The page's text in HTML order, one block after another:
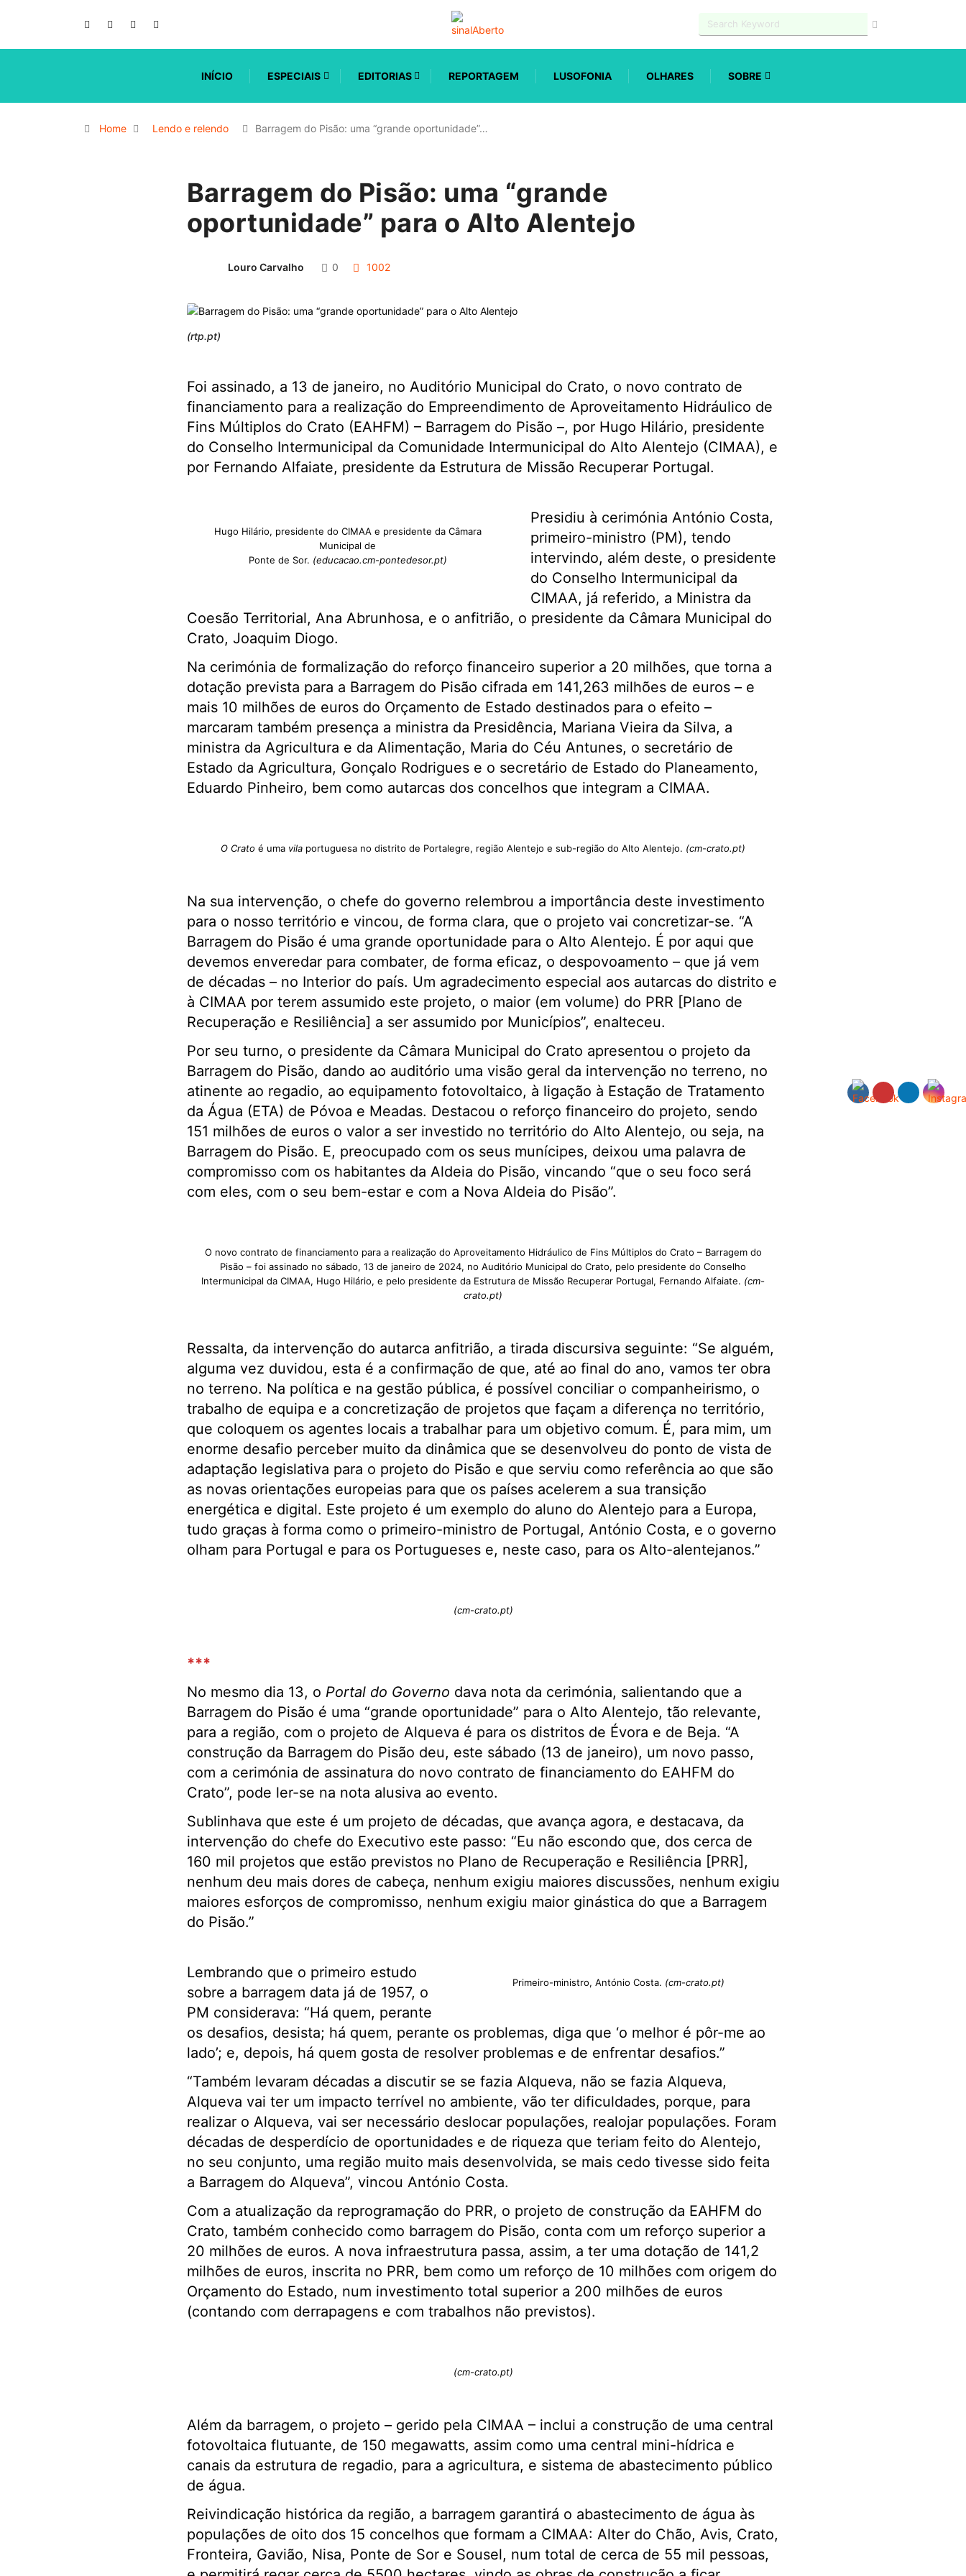
INÍCIO ESPECIAIS EDITORIAS REPORTAGEM LUSOFONIA OLHARES SOBRE
Home Lendo e relendo Barragem do Pisão: uma “grande oportunidade”…
Barragem do Pisão: uma “grande
oportunidade” para o Alto Alentejo
Louro Carvalho 0 1002
(rtp.pt)
Foi assinado, a 13 de janeiro, no Auditório Municipal do Crato, o novo contrato de
financiamento para a realização do Empreendimento de Aproveitamento Hidráulico de
Fins Múltiplos do Crato (EAHFM) – Barragem do Pisão –, por Hugo Hilário, presidente
do Conselho Intermunicipal da Comunidade Intermunicipal do Alto Alentejo (CIMAA), e
por Fernando Alfaiate, presidente da Estrutura de Missão Recuperar Portugal.
Hugo Hilário, presidente do CIMAA e presidente da Câmara
Municipal de
Ponte de Sor. (educacao.cm-pontedesor.pt)
Presidiu à cerimónia António Costa,
primeiro-ministro (PM), tendo
intervindo, além deste, o presidente
do Conselho Intermunicipal da
CIMAA, já referido, a Ministra da
Coesão Territorial, Ana Abrunhosa, e o anfitrião, o presidente da Câmara Municipal do
Crato, Joaquim Diogo.
Na cerimónia de formalização do reforço financeiro superior a 20 milhões, que torna a
dotação prevista para a Barragem do Pisão cifrada em 141,263 milhões de euros – e
mais 10 milhões de euros do Orçamento de Estado destinados para o efeito –
marcaram também presença a ministra da Presidência, Mariana Vieira da Silva, a
ministra da Agricultura e da Alimentação, Maria do Céu Antunes, o secretário de
Estado da Agricultura, Gonçalo Rodrigues e o secretário de Estado do Planeamento,
Eduardo Pinheiro, bem como autarcas dos concelhos que integram a CIMAA.
O Crato é uma vila portuguesa no distrito de Portalegre, região Alentejo e sub-região do Alto Alentejo. (cm-crato.pt)
Na sua intervenção, o chefe do governo relembrou a importância deste investimento
para o nosso território e vincou, de forma clara, que o projeto vai concretizar-se. “A
Barragem do Pisão é uma grande oportunidade para o Alto Alentejo. É por aqui que
devemos enveredar para combater, de forma eficaz, o despovoamento – que já vem
de décadas – no Interior do país. Um agradecimento especial aos autarcas do distrito e
à CIMAA por terem assumido este projeto, o maior (em volume) do PRR [Plano de
Recuperação e Resiliência] a ser assumido por Municípios”, enalteceu.
Por seu turno, o presidente da Câmara Municipal do Crato apresentou o projeto da
Barragem do Pisão, dando ao auditório uma visão geral da intervenção no terreno, no
atinente ao regadio, ao equipamento fotovoltaico, à ligação à Estação de Tratamento
da Água (ETA) de Póvoa e Meadas. Destacou o reforço financeiro do projeto, sendo
151 milhões de euros o valor a ser investido no território do Alto Alentejo, ou seja, na
Barragem do Pisão. E, preocupado com os seus munícipes, deixou uma palavra de
compromisso com os habitantes da Aldeia do Pisão, vincando “que o seu foco será
com eles, com o seu bem-estar e com a Nova Aldeia do Pisão”.
O novo contrato de financiamento para a realização do Aproveitamento Hidráulico de Fins Múltiplos do Crato – Barragem do
Pisão – foi assinado no sábado, 13 de janeiro de 2024, no Auditório Municipal do Crato, pelo presidente do Conselho
Intermunicipal da CIMAA, Hugo Hilário, e pelo presidente da Estrutura de Missão Recuperar Portugal, Fernando Alfaiate. (cm-
crato.pt)
Ressalta, da intervenção do autarca anfitrião, a tirada discursiva seguinte: “Se alguém,
alguma vez duvidou, esta é a confirmação de que, até ao final do ano, vamos ter obra
no terreno. Na política e na gestão pública, é possível conciliar o companheirismo, o
trabalho de equipa e a concretização de projetos que façam a diferença no território,
que coloquem os agentes locais a trabalhar para um objetivo comum. É, para mim, um
enorme desafio perceber muito da dinâmica que se desenvolveu do ponto de vista de
adaptação legislativa para o projeto do Pisão e que serviu como referência ao que são
as novas orientações europeias para que os países acelerem a sua transição
energética e digital. Este projeto é um exemplo do aluno do Alentejo para a Europa,
tudo graças à forma como o primeiro-ministro de Portugal, António Costa, e o governo
olham para Portugal e para os Portugueses e, neste caso, para os Alto-alentejanos.”
(cm-crato.pt)
***
No mesmo dia 13, o Portal do Governo dava nota da cerimónia, salientando que a
Barragem do Pisão é uma “grande oportunidade” para o Alto Alentejo, tão relevante,
para a região, com o projeto de Alqueva é para os distritos de Évora e de Beja. “A
construção da Barragem do Pisão deu, este sábado (13 de janeiro), um novo passo,
com a cerimónia de assinatura do novo contrato de financiamento do EAHFM do
Crato”, pode ler-se na nota alusiva ao evento.
Sublinhava que este é um projeto de décadas, que avança agora, e destacava, da
intervenção do chefe do Executivo este passo: “Eu não escondo que, dos cerca de
160 mil projetos que estão previstos no Plano de Recuperação e Resiliência [PRR],
nenhum deu mais dores de cabeça, nenhum exigiu maiores discussões, nenhum exigiu
maiores esforços de compromisso, nenhum exigiu maior ginástica do que a Barragem
do Pisão.”
Primeiro-ministro, António Costa. (cm-crato.pt)
Lembrando que o primeiro estudo
sobre a barragem data já de 1957, o
PM considerava: “Há quem, perante
os desafios, desista; há quem, perante os problemas, diga que ‘o melhor é pôr-me ao
lado’; e, depois, há quem gosta de resolver problemas e de enfrentar desafios.”
“Também levaram décadas a discutir se se fazia Alqueva, não se fazia Alqueva,
Alqueva vai ter um impacto terrível no ambiente, vão ter dificuldades, porque, para
realizar o Alqueva, vai ser necessário deslocar populações, realojar populações. Foram
décadas de desperdício de oportunidades e de riqueza que teriam feito do Alentejo,
no seu conjunto, uma região muito mais desenvolvida, se mais cedo tivesse sido feita
a Barragem do Alqueva”, vincou António Costa.
Com a atualização da reprogramação do PRR, o projeto de construção da EAHFM do
Crato, também conhecido como barragem do Pisão, conta com um reforço superior a
20 milhões de euros. A nova infraestrutura passa, assim, a ter uma dotação de 141,2
milhões de euros, inscrita no PRR, bem como um reforço de 10 milhões com origem do
Orçamento do Estado, num investimento total superior a 200 milhões de euros
(contando com derrapagens e com trabalhos não previstos).
(cm-crato.pt)
Além da barragem, o projeto – gerido pela CIMAA – inclui a construção de uma central
fotovoltaica flutuante, de 150 megawatts, assim como uma central mini-hídrica e
canais da estrutura de regadio, para a agricultura, e sistema de abastecimento público
de água.
Reivindicação histórica da região, a barragem garantirá o abastecimento de água às
populações de oito dos 15 concelhos que formam a CIMAA: Alter do Chão, Avis, Crato,
Fronteira, Gavião, Nisa, Ponte de Sor e Sousel, num total de cerca de 55 mil pessoas,